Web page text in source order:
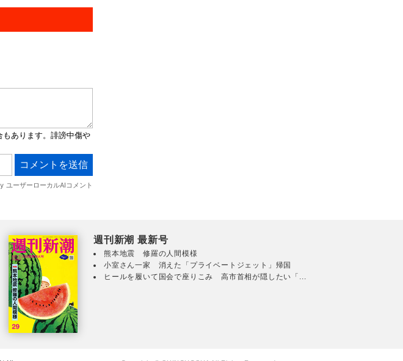
週刊新潮 最新号
熊本地震 修羅の人間模様
小室さん一家 消えた「プライベートジェット」帰国
ヒールを履いて国会で座りこみ 高市首相が隠したい「...